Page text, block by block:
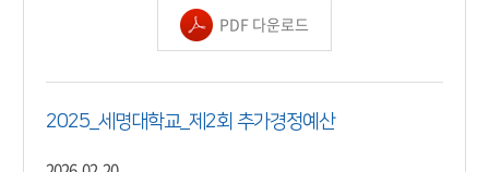
PDF 다운로드
2025_세명대학교_제2회 추가경정예산